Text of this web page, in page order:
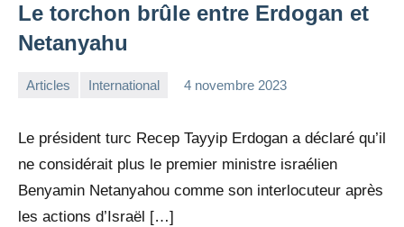
Le torchon brûle entre Erdogan et
Netanyahu
Articles International 4 novembre 2023
Le président turc Recep Tayyip Erdogan a déclaré qu’il
ne considérait plus le premier ministre israélien
Benyamin Netanyahou comme son interlocuteur après
les actions d’Israël […]